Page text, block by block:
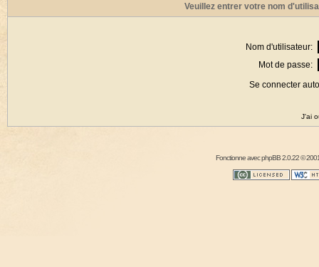
Veuillez entrer votre nom
Nom d'utilisateur:
Mot de passe:
Se connecter
J'ai
Fonctionne avecphpBB2.0.22 ©